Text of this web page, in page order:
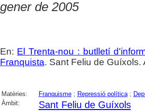
gener de 2005
En: El Trenta-nou : butlletí
Franquista. Sant Feliu de Guíxols.
Matèries: Franquisme; Repressió política;
Àmbit:
Sant Feliu de Guíxols